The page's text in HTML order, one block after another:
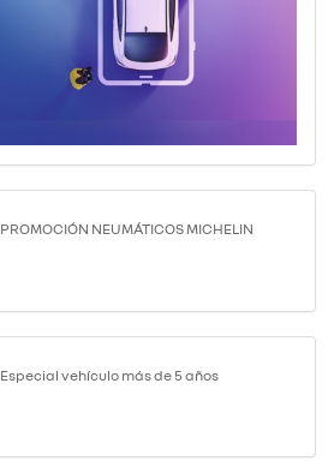
PROMOCIÓN NEUMÁTICOS MICHELIN
Especial vehículo más de 5 años